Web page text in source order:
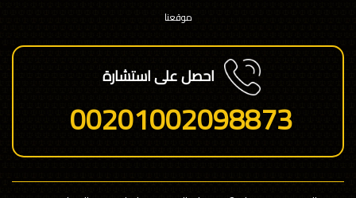
موقعنا
احصل على استشارة
00201002098873